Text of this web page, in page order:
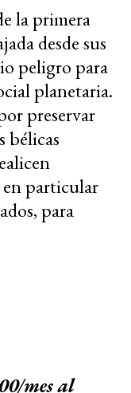
la primera
desde sus
peligro para
planetaria.
preservar
bélicas
particular
para
mes al